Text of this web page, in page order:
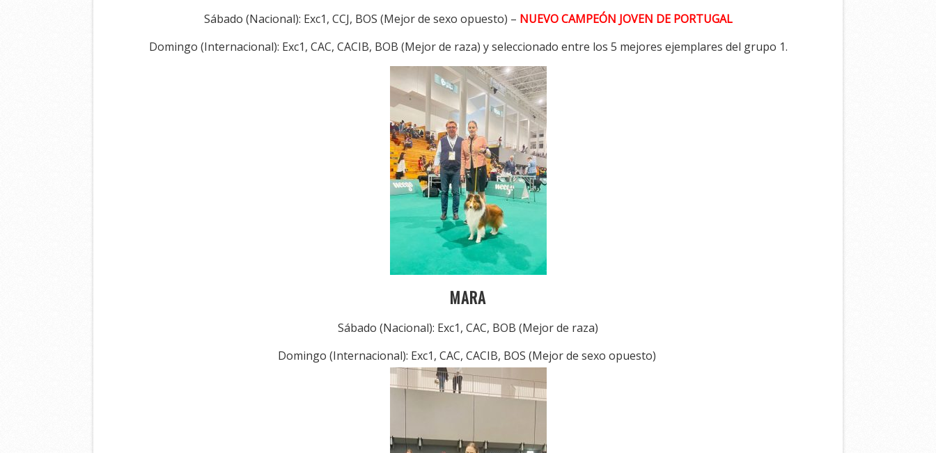
Sábado (Nacional): Exc1, CCJ, BOS (Mejor de sexo opuesto) – NUEVO CAMPEÓN JOVEN DE PORTUGAL
Domingo (Internacional): Exc1, CAC, CACIB, BOB (Mejor de raza) y seleccionado entre los 5 mejores ejemplares del grupo 1.
MARA
Sábado (Nacional): Exc1, CAC, BOB (Mejor de raza)
Domingo (Internacional): Exc1, CAC, CACIB, BOS (Mejor de sexo opuesto)